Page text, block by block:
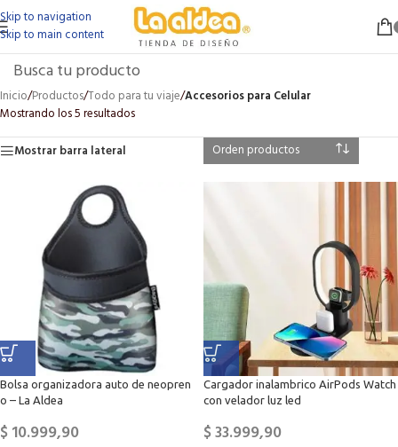
Skip to navigation
Skip to main content
Inicio/Productos/Todo para tu viaje/Accesorios para Celular
Mostrando los 5 resultados
Mostrar barra lateral
Bolsa organizadora auto de neopren
o – La Aldea
$10.999,90
Cargador inalambrico AirPods Watch
con velador luz led
$33.999,90